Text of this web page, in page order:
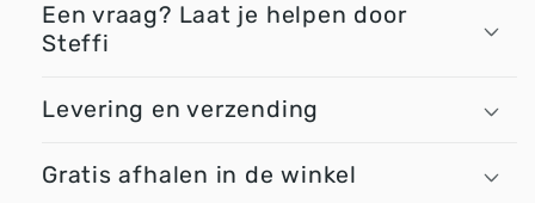
Een vraag? Laat je helpen door
Steffi
Levering en verzending
Gratis afhalen in de winkel